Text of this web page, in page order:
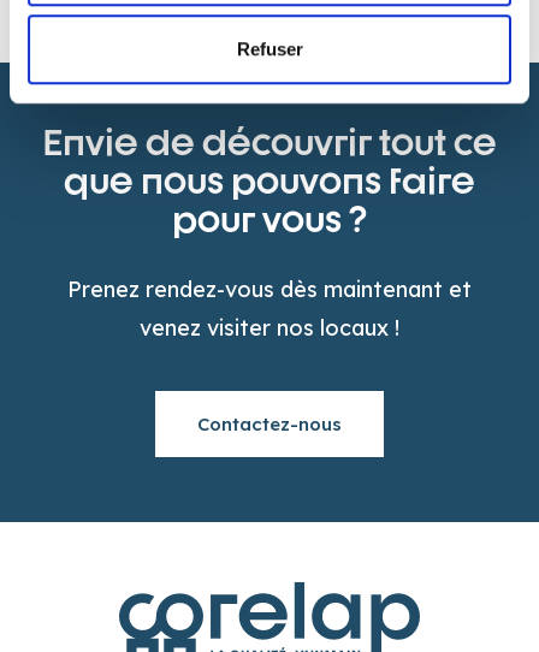
Refuser
Envie de découvrir tout ce
que nous pouvons faire
pour vous ?
Prenez rendez-vous dès maintenant et
venez visiter nos locaux !
Contactez-nous